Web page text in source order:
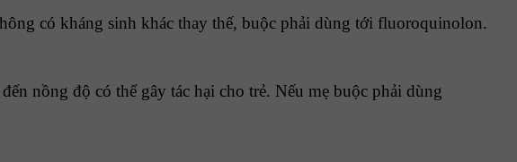
có kháng sinh khác thay thế, buộc phải dùng tới fluoroquinolon.
nồng độ có thể gây tác hại cho trẻ. Nếu mẹ buộc phải dùng